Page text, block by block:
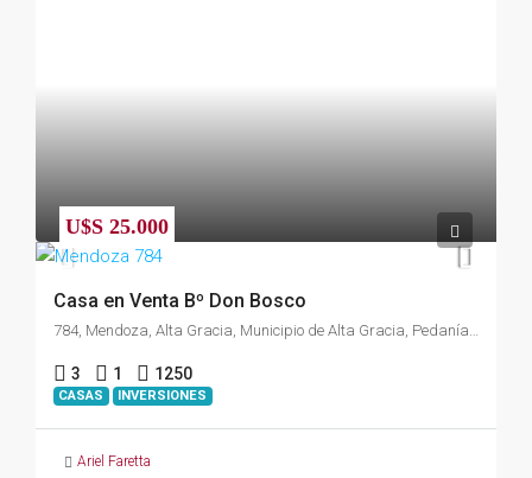
U$S 25.000
Casa en Venta Bº Don Bosco
784, Mendoza, Alta Gracia, Municipio de Alta Gracia, Pedanía Alta Gracia, Departamento Santa María, Córdoba, X5186, Argentina
3 1 1250
CASAS INVERSIONES
Ariel Faretta